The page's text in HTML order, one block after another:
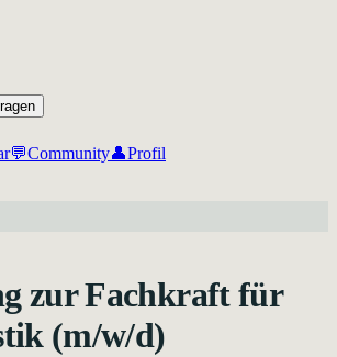
💬Community👤Profil
zur Fachkraft für
(m/w/d)